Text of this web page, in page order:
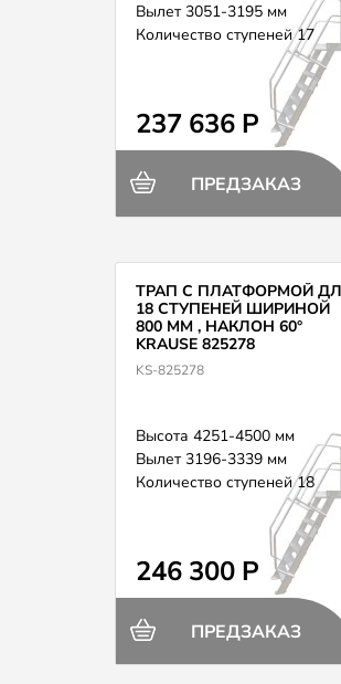
Вылет 3051-3195 мм
Количество ступеней 17
237 636 Р
ПРЕДЗАКАЗ
ТРАП С ПЛАТФОРМОЙ
18 СТУПЕНЕЙ ШИРИНОЙ
800 ММ , НАКЛОН 60°
KRAUSE 825278
KS-825278
Высота 4251-4500 мм
Вылет 3196-3339 мм
Количество ступеней 18
246 300 Р
ПРЕДЗАКАЗ